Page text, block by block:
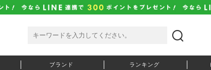
ブランド ランキング